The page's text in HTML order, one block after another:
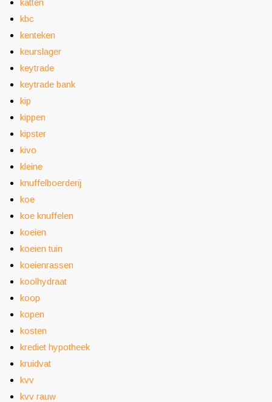
katten
kbc
kenteken
keurslager
keytrade
keytrade bank
kip
kippen
kipster
kivo
kleine
knuffelboerderij
koe
koe knuffelen
koeien
koeien tuin
koeienrassen
koolhydraat
koop
kopen
kosten
krediet hypotheek
kruidvat
kvv
kvv rauw